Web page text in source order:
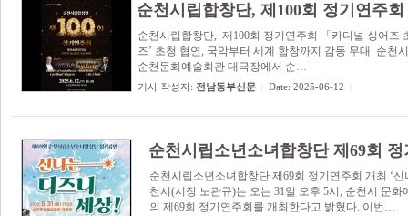
순천시립합창단, 제100회 정기연주
순천시립합창단, 제100회 정기연주회 「카디널 싱어즈
즈’ 초청 협연, 국악부터 세계 합창까지 감동 무대 순천
순천문화예술회관 대극장에서 순…
기사 작성자:전남동부신문 Date: 2025-06-12
순천시립소년소녀합창단 제69회
순천시립소년소녀합창단 제69회 정기연주회 개최 ‘
천시(시장 노관규)는 오는 31일 오후 5시, 순천시 문
의 제69회 정기연주회를 개최한다고 밝혔다. 이번…